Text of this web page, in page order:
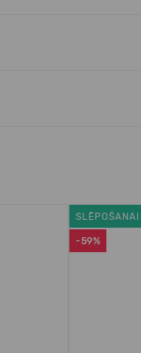
-59%
SLĒPOŠANAI